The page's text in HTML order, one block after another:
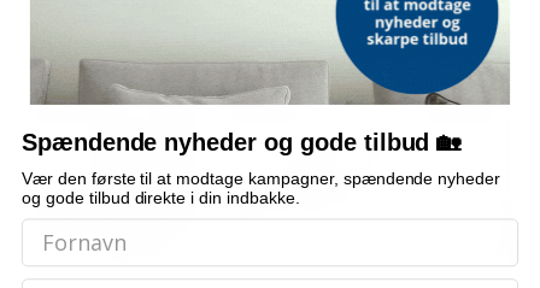
OFTE KØBT SAMMEN MED
TILBUD TILBUD TILBUD
Spændende nyheder og gode tilbud 🏡
Vær den første til at modtage kampagner, spændende nyheder
og gode tilbud direkte i din indbakke.